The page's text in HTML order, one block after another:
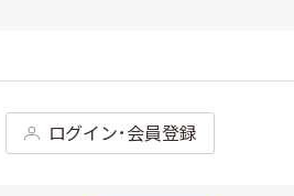
ログイン･会員登録